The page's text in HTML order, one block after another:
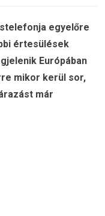
egyelőre
értesülések
Európában
mikor kerül sor,
már